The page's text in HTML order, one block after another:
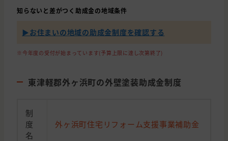
知らないと差がつく助成金の地域条件
▶︎お住まいの地域の助成金制度を確認する
※今年度の受付が始まっています(予算上限に達し次第終了)
東津軽郡外ヶ浜町の外壁塗装助成金制度
制
度
名
外ヶ浜町住宅リフォーム支援事業補助金